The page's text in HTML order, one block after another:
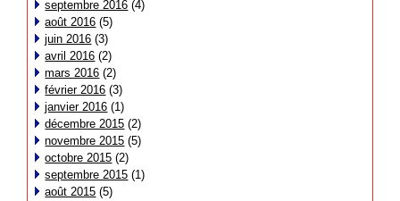
septembre 2016 (4)
août 2016 (5)
juin 2016 (3)
avril 2016 (2)
mars 2016 (2)
février 2016 (3)
janvier 2016 (1)
décembre 2015 (2)
novembre 2015 (5)
octobre 2015 (2)
septembre 2015 (1)
août 2015 (5)